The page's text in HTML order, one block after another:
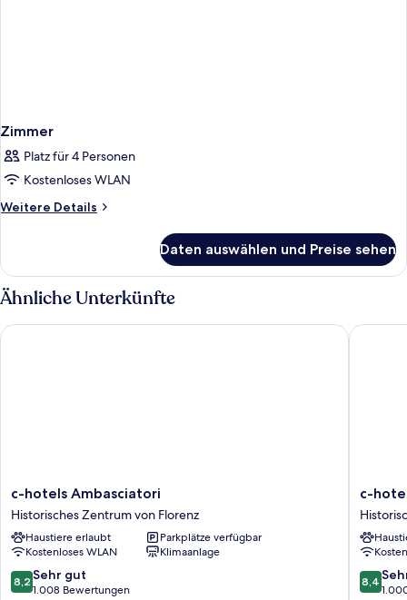
Zimmer
Platz für 4 Personen
Kostenloses WLAN
Weitere Details
Weitere
Daten auswählen und Preise sehen
Ähnliche Unterkünfte
c-
hotels
Ambasciatori
Historisches
Zentrum
von
Florenz
c-hotels Ambasciatori
Historisches Zentrum von Florenz
Haustiere erlaubt
Parkplätze verfügbar
Kostenloses WLAN
Klimaanlage
8.2
von
8,2 Sehr gut
1.008 Bewertungen
c-hotels Ambasciatori
c-
hotels
Club
von
Florenz
c-
8.4
von
8,4
c-hotels